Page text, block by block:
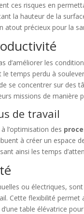
ces risques en
la hauteur de la
atout précieux pour la
d’améliorer les
temps perdu à
se concentrer sur des
missions de manière
de travail
l’optimisation des
à créer un espace
ainsi les temps
ou électriques,
Cette flexibilité
table élévatrice